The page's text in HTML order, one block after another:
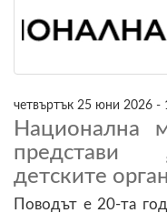
четвъртък 25 юни 2026 -
Национална
представи
детските
Поводът е 20-та